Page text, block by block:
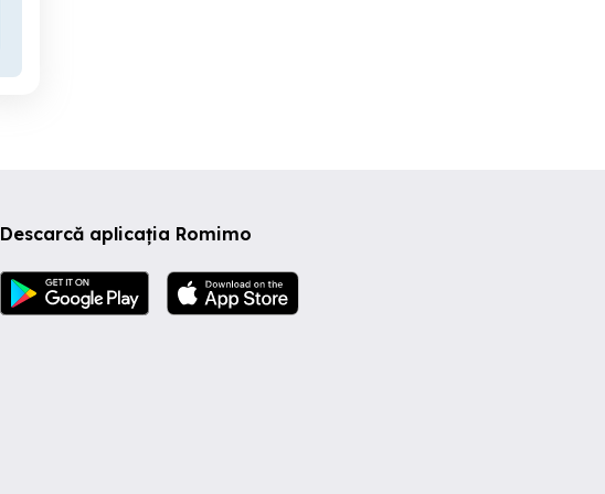
Descarcă aplicația Romimo